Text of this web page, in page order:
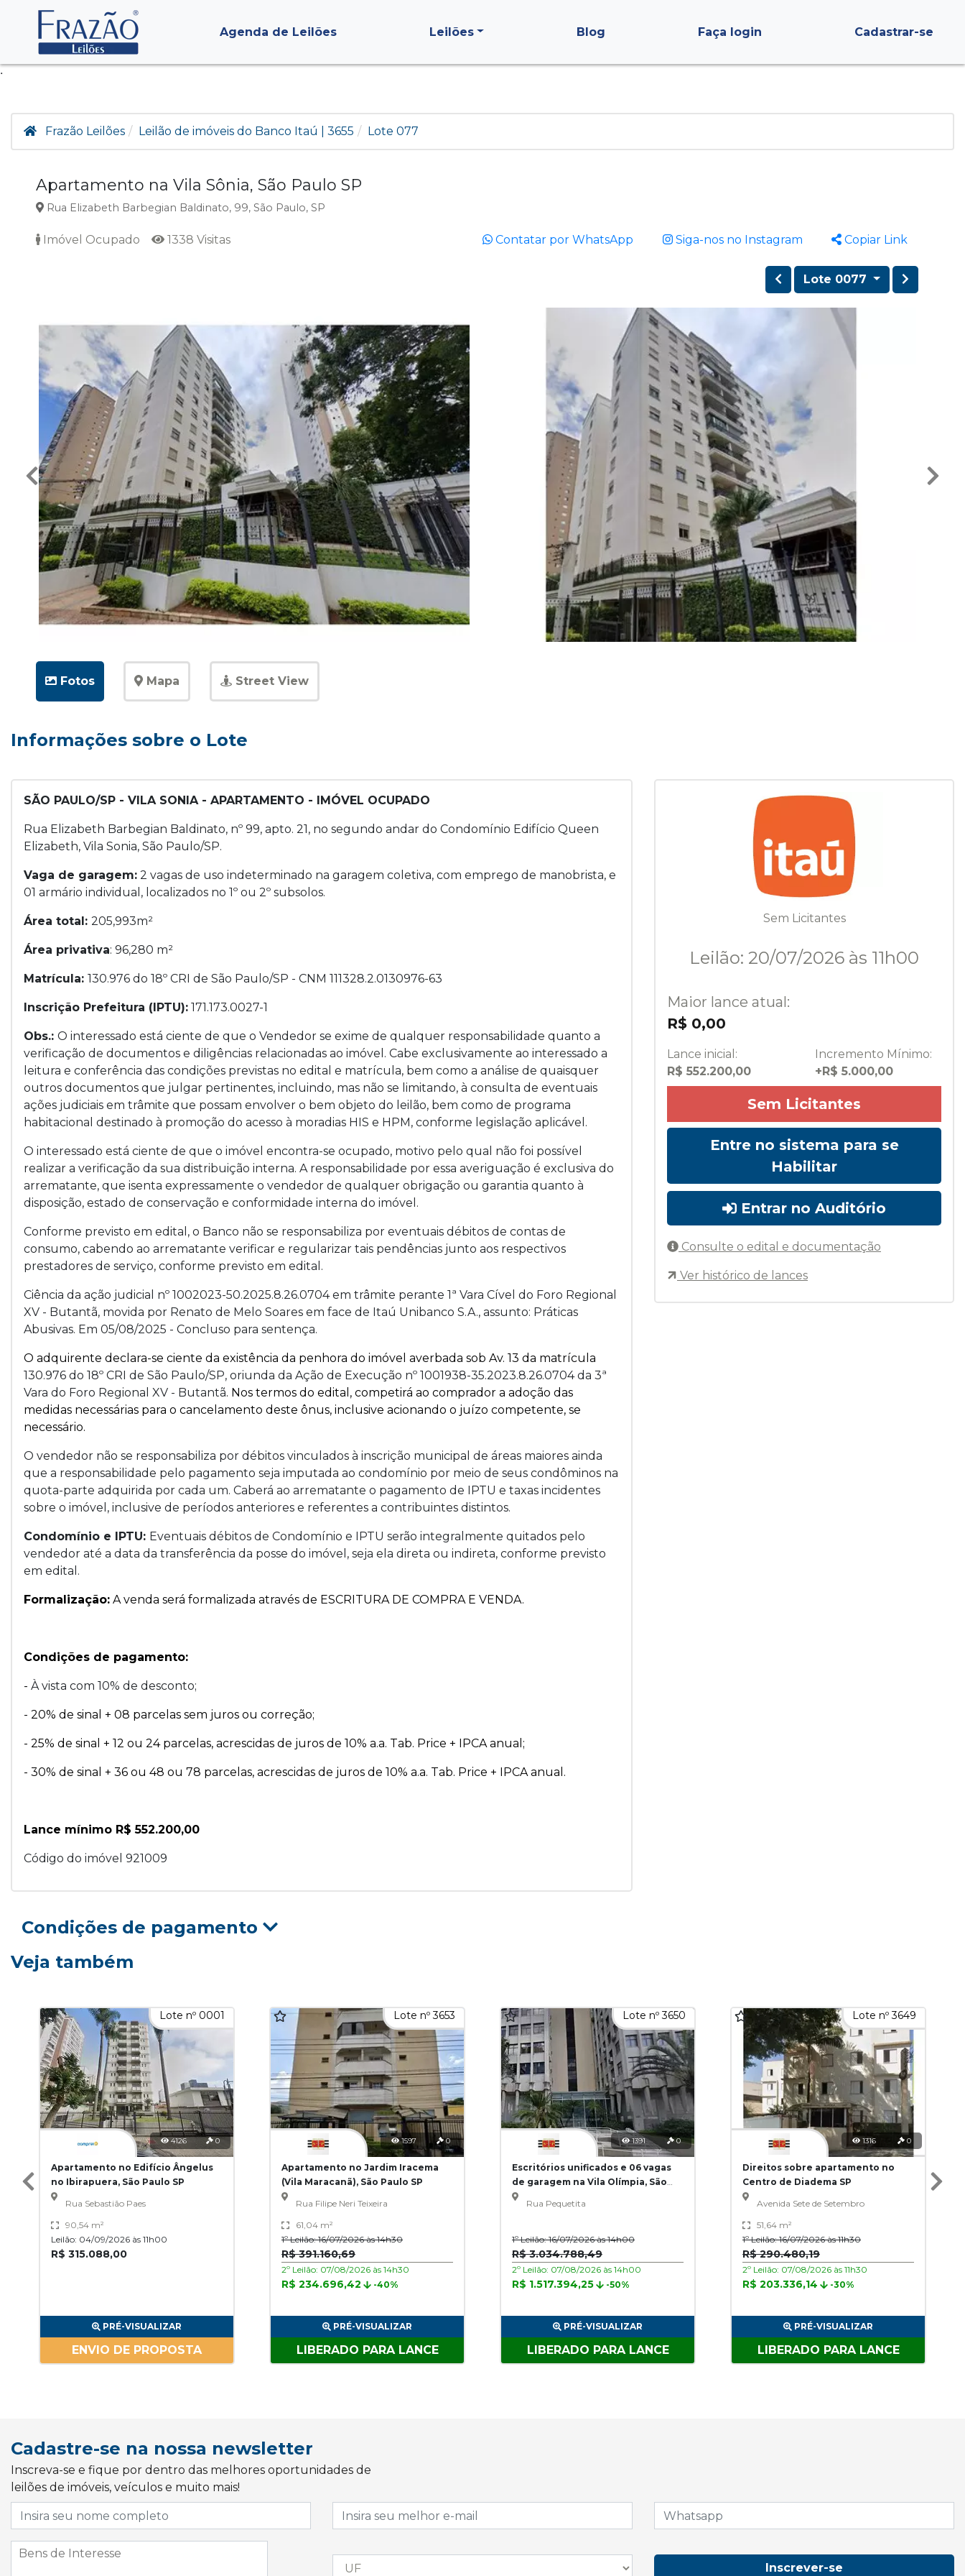
.
Agenda de Leilões Leilões Blog Faça login Cadastrar-se
Frazão Leilões Leilão de imóveis do Banco Itaú | 3655 Lote 077
Apartamento na Vila Sônia, São Paulo SP
Rua Elizabeth Barbegian Baldinato, 99, São Paulo, SP
Imóvel Ocupado 1338 Visitas Contatar por WhatsApp Siga-nos no Instagram Copiar Link
Lote 0077
Fotos Mapa Street View
Informações sobre o Lote
SÃO PAULO/SP - VILA SONIA - APARTAMENTO - IMÓVEL OCUPADO
Rua Elizabeth Barbegian Baldinato, nº 99, apto. 21, no segundo andar do Condomínio Edifício Queen
Elizabeth, Vila Sonia, São Paulo/SP.
Vaga de garagem: 2 vagas de uso indeterminado na garagem coletiva, com emprego de manobrista, e
01 armário individual, localizados no 1º ou 2º subsolos.
Área total: 205,993m²
Área privativa: 96,280 m²
Matrícula: 130.976 do 18º CRI de São Paulo/SP - CNM 111328.2.0130976-63
Inscrição Prefeitura (IPTU): 171.173.0027-1
Obs.: O interessado está ciente de que o Vendedor se exime de qualquer responsabilidade quanto a
verificação de documentos e diligências relacionadas ao imóvel. Cabe exclusivamente ao interessado a
leitura e conferência das condições previstas no edital e matrícula, bem como a análise de quaisquer
outros documentos que julgar pertinentes, incluindo, mas não se limitando, à consulta de eventuais
ações judiciais em trâmite que possam envolver o bem objeto do leilão, bem como de programa
habitacional destinado à promoção do acesso à moradias HIS e HPM, conforme legislação aplicável.
O interessado está ciente de que o imóvel encontra-se ocupado, motivo pelo qual não foi possível
realizar a verificação da sua distribuição interna. A responsabilidade por essa averiguação é exclusiva do
arrematante, que isenta expressamente o vendedor de qualquer obrigação ou garantia quanto à
disposição, estado de conservação e conformidade interna do imóvel.
Conforme previsto em edital, o Banco não se responsabiliza por eventuais débitos de contas de
consumo, cabendo ao arrematante verificar e regularizar tais pendências junto aos respectivos
prestadores de serviço, conforme previsto em edital.
Ciência da ação judicial nº 1002023-50.2025.8.26.0704 em trâmite perante 1ª Vara Cível do Foro Regional
XV - Butantã, movida por Renato de Melo Soares em face de Itaú Unibanco S.A., assunto: Práticas
Abusivas. Em 05/08/2025 - Concluso para sentença.
O adquirente declara-se ciente da existência da penhora do imóvel averbada sob Av. 13 da matrícula
130.976 do 18º CRI de São Paulo/SP, oriunda da Ação de Execução nº 1001938-35.2023.8.26.0704 da 3ª
Vara do Foro Regional XV - Butantã. Nos termos do edital, competirá ao comprador a adoção das
medidas necessárias para o cancelamento deste ônus, inclusive acionando o juízo competente, se
necessário.
O vendedor não se responsabiliza por débitos vinculados à inscrição municipal de áreas maiores ainda
que a responsabilidade pelo pagamento seja imputada ao condomínio por meio de seus condôminos na
quota-parte adquirida por cada um. Caberá ao arrematante o pagamento de IPTU e taxas incidentes
sobre o imóvel, inclusive de períodos anteriores e referentes a contribuintes distintos.
Condomínio e IPTU: Eventuais débitos de Condomínio e IPTU serão integralmente quitados pelo
vendedor até a data da transferência da posse do imóvel, seja ela direta ou indireta, conforme previsto
em edital.
Formalização: A venda será formalizada através de ESCRITURA DE COMPRA E VENDA.
Condições de pagamento:
- À vista com 10% de desconto;
- 20% de sinal + 08 parcelas sem juros ou correção;
- 25% de sinal + 12 ou 24 parcelas, acrescidas de juros de 10% a.a. Tab. Price + IPCA anual;
- 30% de sinal + 36 ou 48 ou 78 parcelas, acrescidas de juros de 10% a.a. Tab. Price + IPCA anual.
Lance mínimo R$ 552.200,00
Código do imóvel 921009
Sem Licitantes
Leilão: 20/07/2026 às 11h00
Maior lance atual:
R$ 0,00
Lance inicial:
R$ 552.200,00
Incremento Mínimo:
+R$ 5.000,00
Sem Licitantes
Entre no sistema para se
Habilitar
Entrar no Auditório
Consulte o edital e documentação
Ver histórico de lances
Condições de pagamento
Veja também
Lote nº 0001
4126 0
Apartamento no Edifício Ângelus
no Ibirapuera, São Paulo SP
Rua Sebastião Paes
90,54 m²
Leilão: 04/09/2026 às 11h00
R$ 315.088,00
PRÉ-VISUALIZAR
ENVIO DE PROPOSTA
Lote nº 3653
1597 0
Apartamento no Jardim Iracema
(Vila Maracanã), São Paulo SP
Rua Filipe Neri Teixeira
61,04 m²
1º Leilão: 16/07/2026 às 14h30
R$ 391.160,69
2º Leilão: 07/08/2026 às 14h30
R$ 234.696,42 -40%
PRÉ-VISUALIZAR
LIBERADO PARA LANCE
Lote nº 3650
1391 0
Escritórios unificados e 06 vagas
de garagem na Vila Olímpia, São
Paulo SP
Rua Pequetita
1º Leilão: 16/07/2026 às 14h00
R$ 3.034.788,49
2º Leilão: 07/08/2026 às 14h00
R$ 1.517.394,25 -50%
PRÉ-VISUALIZAR
LIBERADO PARA LANCE
Lote nº 3649
1316 0
Direitos sobre apartamento no
Centro de Diadema SP
Avenida Sete de Setembro
51,64 m²
1º Leilão: 16/07/2026 às 11h30
R$ 290.480,19
2º Leilão: 07/08/2026 às 11h30
R$ 203.336,14 -30%
PRÉ-VISUALIZAR
LIBERADO PARA LANCE
Cadastre-se na nossa newsletter
Inscreva-se e fique por dentro das melhores oportunidades de
leilões de imóveis, veículos e muito mais!
Inscrever-se